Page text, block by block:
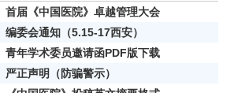
首届《中国医院》卓越管理大会
编委会通知（5.15-17西安）
青年学术委员邀请函PDF版下载
严正声明（防骗警示）